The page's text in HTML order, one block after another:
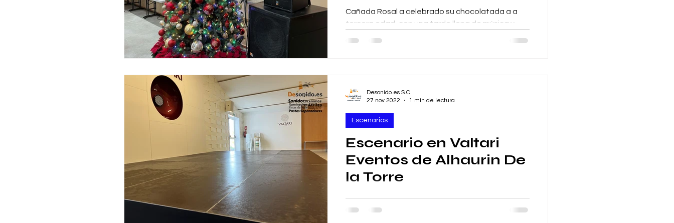
Cañada Rosal a celebrado su chocolatada a a
tercera edad, con una tarde llena de música y
Escenario en Valtari
Eventos de Alhaurin De
la Torre
📸 Montaje de escenario de 6x4 metros para
evento corporativo en el complejo Valtari
Escenarios
Desonido.es S.C.
27 nov 2022
1 min de lectura